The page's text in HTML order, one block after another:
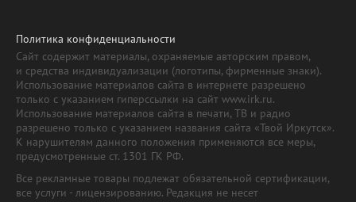
Политика конфиденциальности
Сайт содержит материалы, охраняемые авторским правом,
и средства индивидуализации (логотипы, фирменные знаки).
Использование материалов сайта в интернете разрешено
только с указанием гиперссылки на сайт www.irk.ru.
Использование материалов сайта в печати, ТВ и радио
разрешено только с указанием названия сайта «Твой Иркутск».
К нарушителям данного положения применяются все меры,
предусмотренные ст. 1301 ГК РФ.
Все рекламные товары подлежат обязательной сертификации,
все услуги - лицензированию. Редакция не несет